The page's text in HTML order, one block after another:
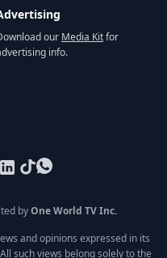
our Media Kitfor
info.
byOne World TV Inc.
and opinions expressed in its
such views belong solely to the